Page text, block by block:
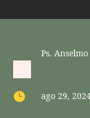
Ps. Anselmo
 ago 29,